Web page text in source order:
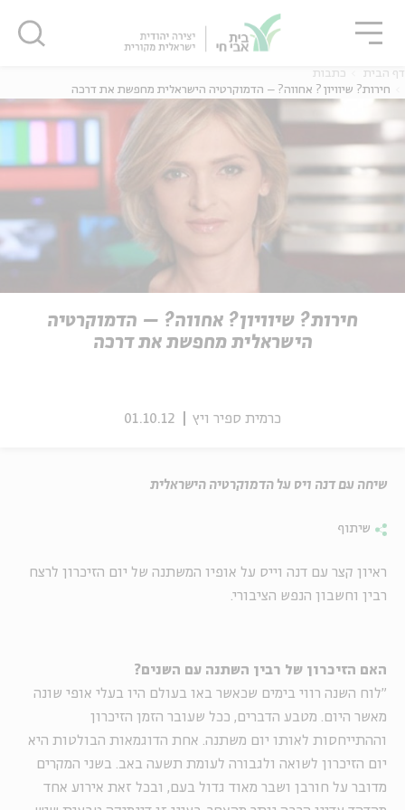
אנגלית
אנגלית
דף הבית
כתבות
חירות? שיוויון? אחווה? – הדמוקרטיה הישראלית מחפשת את דרכה
חירות? שיוויון? אחווה? – הדמוקרטיה
הישראלית מחפשת את דרכה
כרמית ספיר ויץ 01.10.12
שיחה עם דנה ויס על הדמוקרטיה הישראלית
שיתוף
ראיון קצר עם דנה וייס על אופיו המשתנה של יום הזיכרון לרצח
רבין וחשבון הנפש הציבורי.
האם הזיכרון של רבין השתנה עם השנים?
"לוח השנה רווי בימים שכאשר באו בעולם היו בעלי אופי שונה
מאשר היום. מטבע הדברים, ככל שעובר הזמן הזיכרון
וההתייחסות לאותו יום משתנה. אחת הדוגמאות הבולטות היא
יום הזיכרון לשואה ולגבורה לעומת תשעה באב. בשני המקרים
מדובר על חורבן ושבר מאוד גדול בעם, ובכל זאת אירוע אחד
סגור